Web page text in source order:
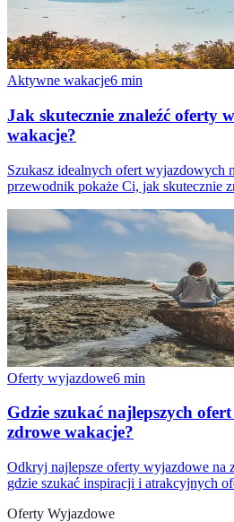
Aktywne wakacje6 min
Jak skutecznie znaleźć oferty
wakacje?
Szukasz idealnych ofert wyjazdowych
przewodnik pokaże Ci, jak skutecznie
Oferty wyjazdowe6 min
Gdzie szukać najlepszych
zdrowe wakacje?
Odkryj najlepsze oferty wyjazdowe na
gdzie szukać inspiracji i atrakcyjnych
Oferty Wyjazdowe